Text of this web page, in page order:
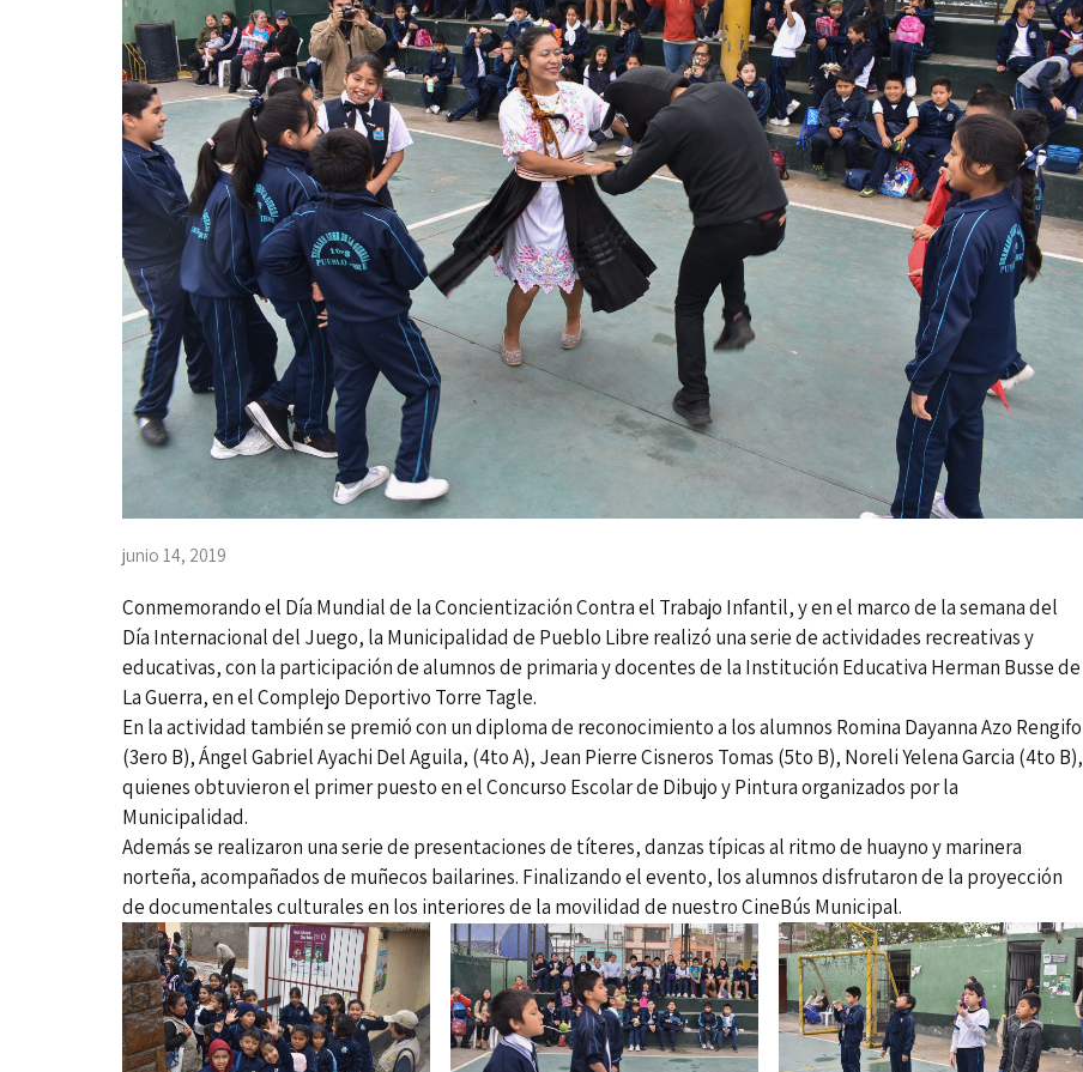
junio 14, 2019
Conmemorando el Día Mundial de la Concientización Contra el Trabajo Infantil, y en el marco de la semana del
Día Internacional del Juego, la Municipalidad de Pueblo Libre realizó una serie de actividades recreativas y
educativas, con la participación de alumnos de primaria y docentes de la Institución Educativa Herman Busse de
La Guerra, en el Complejo Deportivo Torre Tagle.
En la actividad también se premió con un diploma de reconocimiento a los alumnos Romina Dayanna Azo Rengifo
(3ero B), Ángel Gabriel Ayachi Del Aguila, (4to A), Jean Pierre Cisneros Tomas (5to B), Noreli Yelena Garcia (4to B),
quienes obtuvieron el primer puesto en el Concurso Escolar de Dibujo y Pintura organizados por la
Municipalidad.
Además se realizaron una serie de presentaciones de títeres, danzas típicas al ritmo de huayno y marinera
norteña, acompañados de muñecos bailarines. Finalizando el evento, los alumnos disfrutaron de la proyección
de documentales culturales en los interiores de la movilidad de nuestro CineBús Municipal.